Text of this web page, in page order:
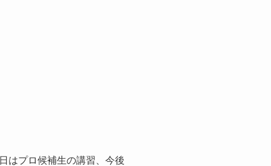
はプロ候補生の講習、今後